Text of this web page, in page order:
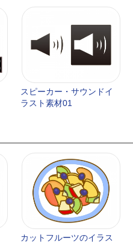
スピーカー・サウンドイ
ラスト素材01
カットフルーツのイラス